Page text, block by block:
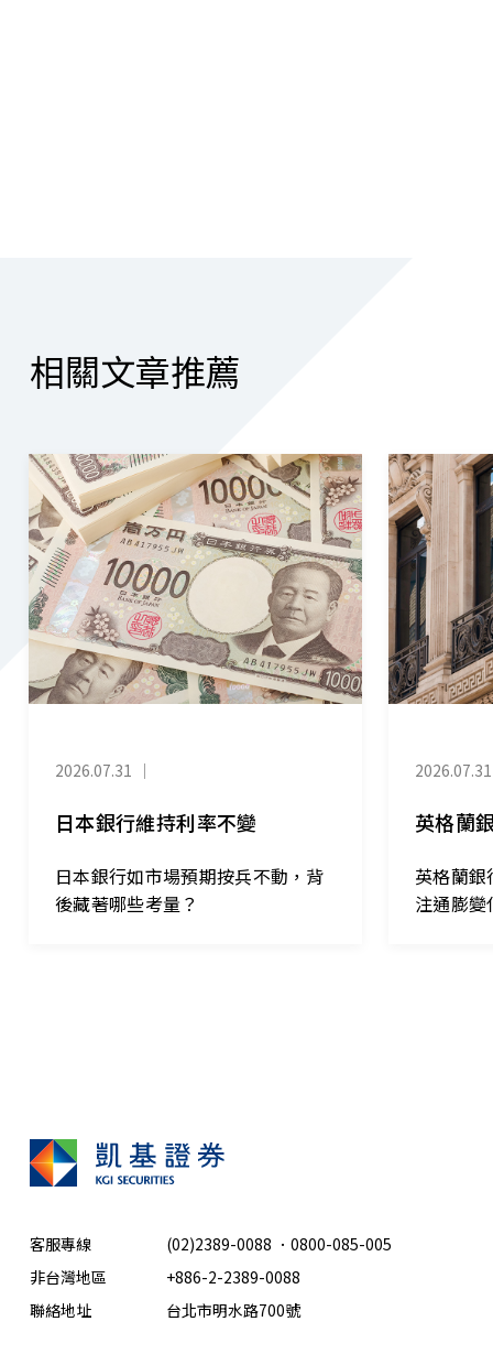
相關文章推薦
2026.07.31 ｜
日本銀行維持利率不變
日本銀行如市場預期按兵不動，背
後藏著哪些考量？
2026.07.31
英格蘭
英格蘭
注通膨變
客服專線 (02)2389-0088 ． 0800-085-005
非台灣地區
+886-2-2389-0088
聯絡地址
台北市明水路700號